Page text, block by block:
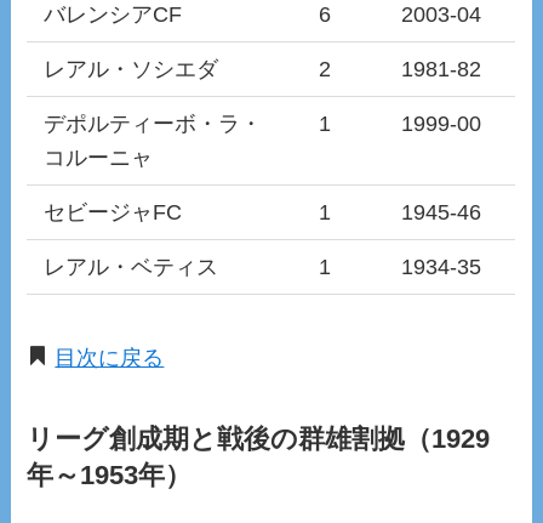
バレンシアCF 6 2003-04
レアル・ソシエダ 2 1981-82
デポルティーボ・ラ・
コルーニャ
1 1999-00
セビージャFC 1 1945-46
レアル・ベティス 1 1934-35
目次に戻る
リーグ創成期と戦後の群雄割拠（1929
年～1953年）